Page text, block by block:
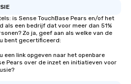
is Sense TouchBase Pears en/of het
een bedrijf dat voor meer dan 51%
Zo ja, geef aan als welke van de
bent gecertificeerd:
een link opgeven naar het openbare
Pears over de inzet en initiatieven voor